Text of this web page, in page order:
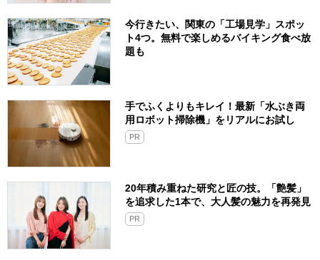
今行きたい、関東の「工場見学」スポッ
ト4つ。無料で楽しめるバイキング食べ放
題も
手でふくよりもキレイ！最新「水ぶき両
用ロボット掃除機」をリアルにお試し
PR
20年積み重ねた研究と匠の技。「艶髪」
を追求した1本で、大人髪の魅力を再発見
PR